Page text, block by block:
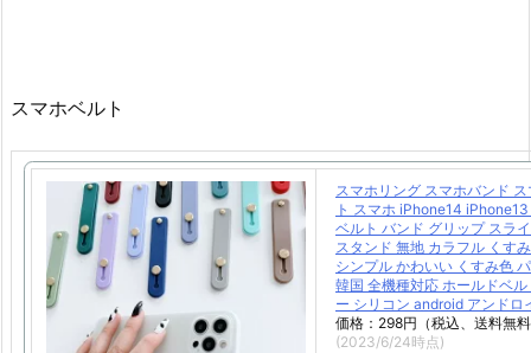
スマホベルト
スマホリング スマホバンド
ト スマホ iPhone14
ベルト バンド グリップ スラ
スタンド 無地 カラフル くす
シンプル かわいい くすみ色
韓国 全機種対応 ホールドベ
ー シリコン android アンドロ
価格：298円（税込、送料無
(2023/6/24時点)